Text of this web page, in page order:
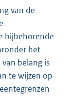
van de
bijbehorende
het
belang is
te wijzen op